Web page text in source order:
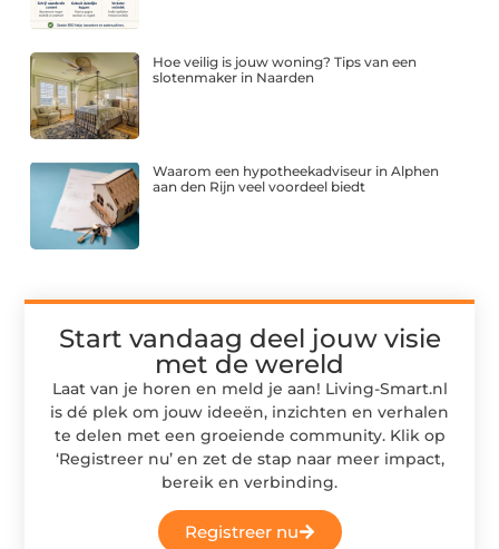
Hoe veilig is jouw woning? Tips van een
slotenmaker in Naarden
Waarom een hypotheekadviseur in Alphen
aan den Rijn veel voordeel biedt
Start vandaag deel jouw visie
met de wereld
Laat van je horen en meld je aan! Living-Smart.nl
is dé plek om jouw ideeën, inzichten en verhalen
te delen met een groeiende community. Klik op
‘Registreer nu’ en zet de stap naar meer impact,
bereik en verbinding.
Registreer nu